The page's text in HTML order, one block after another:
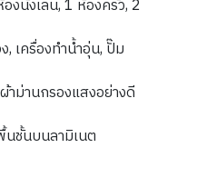
งนั่งเล่น, 1 ห้องครัว, 2
, เครื่องทำน้ำอุ่น, ปั๊ม
าม่านกรองแสงอย่างดี
นชั้นบนลามิเนต